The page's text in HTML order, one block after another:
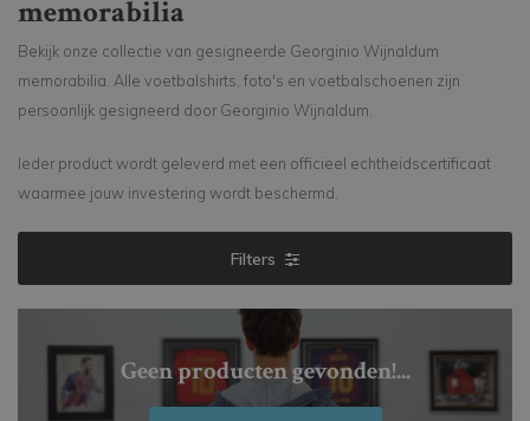
memorabilia
Bekijk onze collectie van gesigneerde Georginio Wijnaldum
memorabilia. Alle voetbalshirts, foto's en voetbalschoenen zijn
persoonlijk gesigneerd door Georginio Wijnaldum.
Ieder product wordt geleverd met een officieel echtheidscertificaat
waarmee jouw investering wordt beschermd.
Filters
Geen producten gevonden!...